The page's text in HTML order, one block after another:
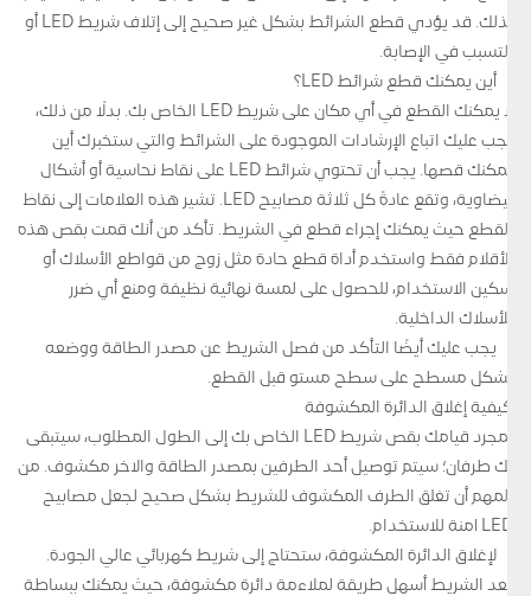
بذلك. قد يؤدي قطع الشرائط بشكل غير صحيح إلى إتلاف شريط LED أو
التسبب في الإصابة.
أين يمكنك قطع شرائط LED؟
لا يمكنك القطع في أي مكان على شريط LED الخاص بك. بدلًا من ذلك،
يجب عليك اتباع الإرشادات الموجودة على الشرائط والتي ستخبرك أين
يمكنك قصها. يجب أن تحتوي شرائط LED على نقاط نحاسية أو أشكال
بيضاوية، وتقع عادةً كل ثلاثة مصابيح LED. تشير هذه العلامات إلى نقاط
القطع حيث يمكنك إجراء قطع في الشريط. تأكد من أنك قمت بقص هذه
الأقلام فقط واستخدم أداة قطع حادة مثل زوج من قواطع الأسلاك أو
سكين الاستخدام، للحصول على لمسة نهائية نظيفة ومنع أي ضرر
للأسلاك الداخلية.
يجب عليك أيضًا التأكد من فصل الشريط عن مصدر الطاقة ووضعه
بشكل مسطح على سطح مستو قبل القطع.
كيفية إغلاق الدائرة المكشوفة
بمجرد قيامك بقص شريط LED الخاص بك إلى الطول المطلوب، سيتبقى
لك طرفان؛ سيتم توصيل أحد الطرفين بمصدر الطاقة والآخر مكشوف. من
المهم أن تغلق الطرف المكشوف للشريط بشكل صحيح لجعل مصابيح
LED آمنة للاستخدام.
لإغلاق الدائرة المكشوفة، ستحتاج إلى شريط كهربائي عالي الجودة.
يعد الشريط أسهل طريقة لملاءمة دائرة مكشوفة، حيث يمكنك ببساطة